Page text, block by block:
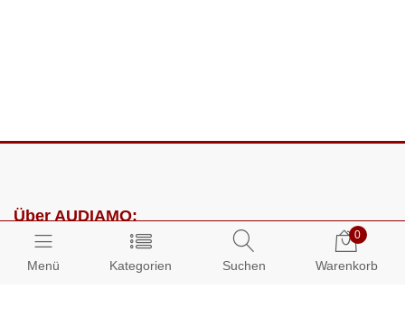
Menü Kategorien Suchen
0
Warenkorb
Über AUDIAMO:
Impressum